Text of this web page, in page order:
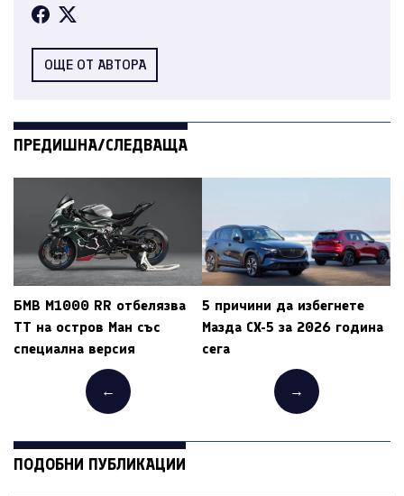
ОЩЕ ОТ АВТОРА
ПРЕДИШНА/СЛЕДВАЩА
БМВ M1000 RR отбелязва
ТТ на остров Ман със
специална версия
←
5 причини да избегнете
Мазда CX-5 за 2026 година
сега
→
ПОДОБНИ ПУБЛИКАЦИИ